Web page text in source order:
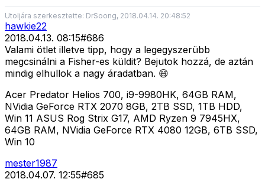
Utoljára szerkesztette: DrSoong, 2018.04.14. 20:48:52
hawkie22
2018.04.13. 08:15#686
Valami ötlet illetve tipp, hogy a legegyszerübb
megcsinálni a Fisher-es küldit? Bejutok hozzá, de aztán
mindig elhullok a nagy áradatban. 😄
Acer Predator Helios 700, i9-9980HK, 64GB RAM,
NVidia GeForce RTX 2070 8GB, 2TB SSD, 1TB HDD,
Win 11 ASUS Rog Strix G17, AMD Ryzen 9 7945HX,
64GB RAM, NVidia GeForce RTX 4080 12GB, 6TB SSD,
Win 10
mester1987
2018.04.07. 12:55#685